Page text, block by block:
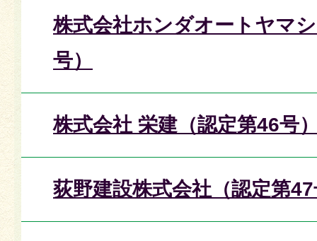
株式会社ホンダオートヤマ
号）
株式会社 栄建（認定第46号
荻野建設株式会社（認定第